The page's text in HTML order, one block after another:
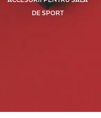
DE SPORT